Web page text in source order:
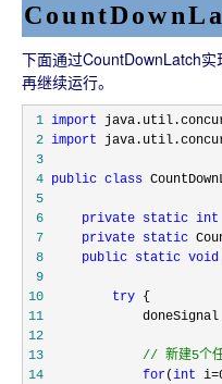
下面通过CountDownLatch
再继续运行。
1 import
2 import
3
4 public class
5
6
private static int
7
private static
8
public static void
9
10
try
11
doneSignal
12
13
// 新建5个
14
for(int